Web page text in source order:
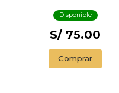
Disponible
S/ 75.00
Comprar